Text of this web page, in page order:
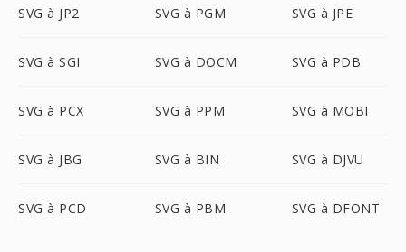
SVG à JP2 SVG à PGM SVG à JPE
SVG à SGI SVG à DOCM SVG à PDB
SVG à PCX SVG à PPM SVG à MOBI
SVG à JBG SVG à BIN SVG à DJVU
SVG à PCD SVG à PBM SVG à DFONT